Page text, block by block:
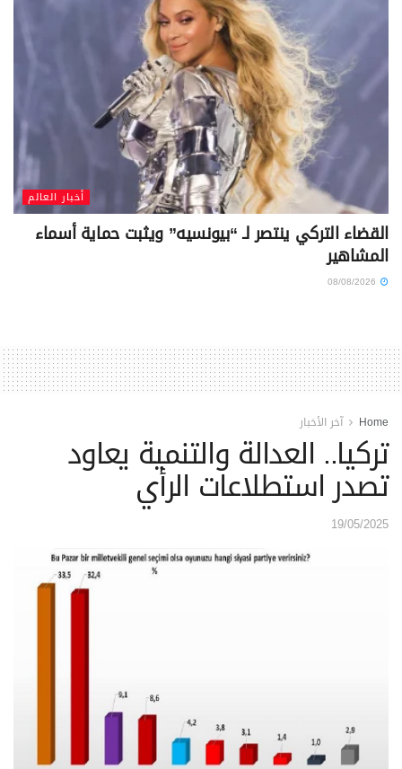
أخبار العالم
القضاء التركي ينتصر لـ “بيونسيه” ويثبت حماية أسماء
المشاهير
Home آخر الأخبار
تركيا.. العدالة والتنمية يعاود
تصدر استطلاعات الرأي
19/05/2025